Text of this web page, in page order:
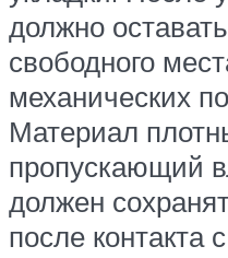
должно
свободного
механических
Материал
пропускающий
должен
после контакта